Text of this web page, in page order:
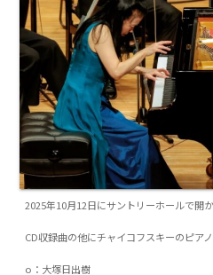
2025年10月12日にサントリーホールで開
CD収録曲の他にチャイコフスキーのピ
o：大塚日出樹